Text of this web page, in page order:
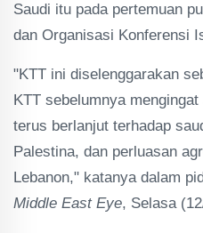
Saudi itu pada pertemuan
dan Organisasi Konferensi
"KTT ini diselenggarakan
KTT sebelumnya
terus berlanjut terhadap
Palestina, dan perluasan
Lebanon," katanya dalam
Middle East Eye, Selasa